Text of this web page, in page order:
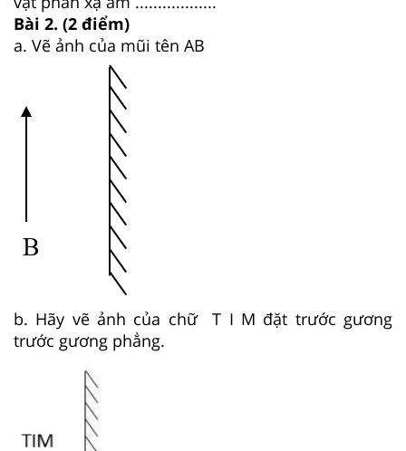
Bài 2. (2 điểm)
a. Vẽ ảnh của mũi tên AB
b. Hãy vẽ ảnh của chữ T I M đặt trước gương
trước gương phẳng.